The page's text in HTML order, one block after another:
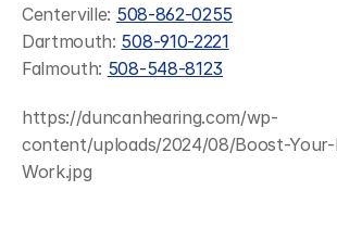
Centerville: 508-862-0255
Dartmouth: 508-910-2221
Falmouth: 508-548-8123
https://duncanhearing.com/wp-
content/uploads/2024/08/Boost-
Work.jpg